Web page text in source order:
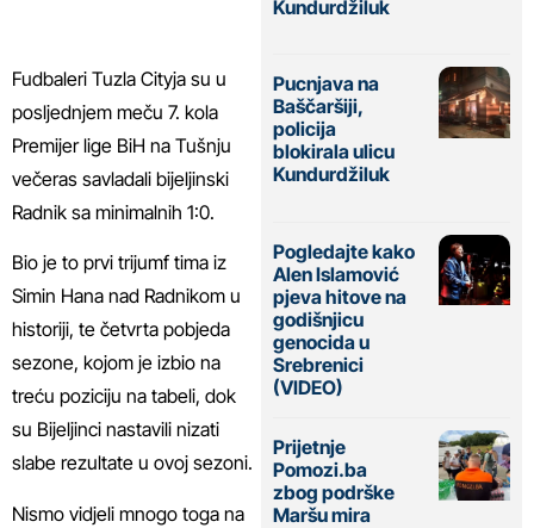
Fudbaleri Tuzla Cityja su u
posljednjem meču 7. kola
Premijer lige BiH na Tušnju
večeras savladali bijeljinski
Radnik sa minimalnih 1:0.
Bio je to prvi trijumf tima iz
Simin Hana nad Radnikom u
historiji, te četvrta pobjeda
sezone, kojom je izbio na
treću poziciju na tabeli, dok
su Bijeljinci nastavili nizati
slabe rezultate u ovoj sezoni.
Nismo vidjeli mnogo toga na
Kundurdžiluk
Pucnjava na
Baščaršiji,
policija
blokirala ulicu
Kundurdžiluk
Pogledajte kako
Alen Islamović
pjeva hitove na
godišnjicu
genocida u
Srebrenici
(VIDEO)
Prijetnje
Pomozi.ba
zbog podrške
Maršu mira